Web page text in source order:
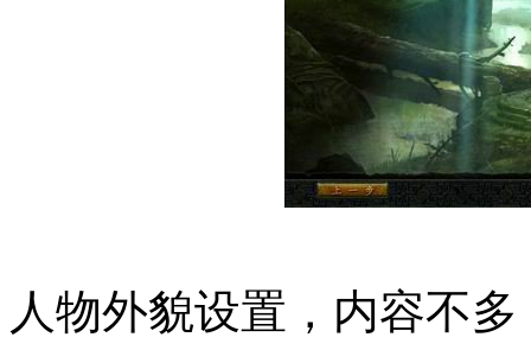
人物外貌设置，内容不多